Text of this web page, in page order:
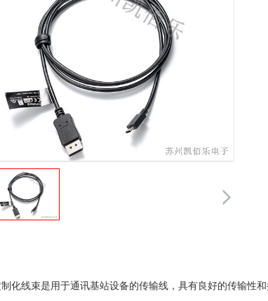
化线束是用于通讯基站设备的传输线，具有良好的传输性